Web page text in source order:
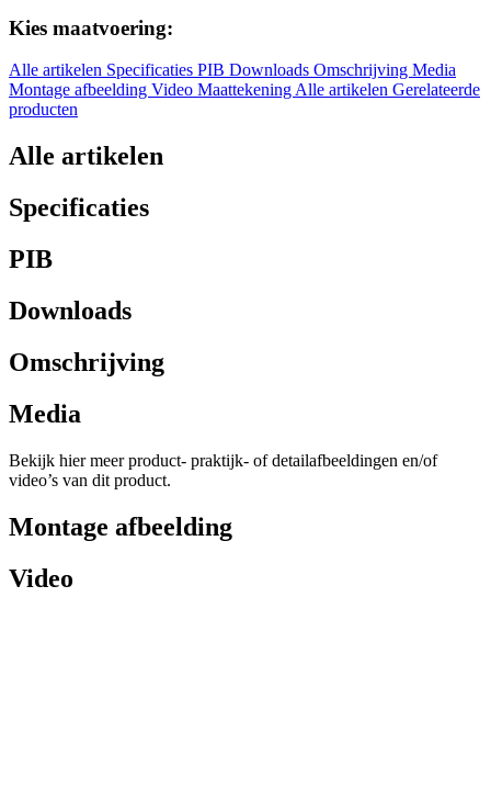
Kies maatvoering:
Alle artikelen Specificaties PIB Downloads Omschrijving Media
Montage afbeelding Video MaattekeningAlle artikelen Gerelateerde
producten
Alle artikelen
Specificaties
PIB
Downloads
Omschrijving
Media
Bekijk hier meer product- praktijk- of detailafbeeldingen en/of
video’s van dit product.
Montage afbeelding
Video